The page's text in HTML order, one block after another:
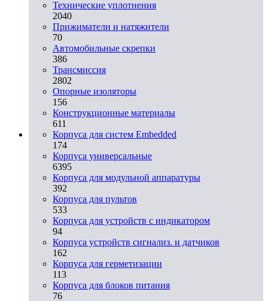
Технические уплотнения
2040
Прижиматели и натяжители
70
Автомобильные скрепки
386
Трансмиссия
2802
Опорные изоляторы
156
Конструкционные материалы
611
Корпуса для систем Embedded
174
Корпуса универсальные
6395
Корпуса для модульной аппаратуры
392
Корпуса для пультов
533
Корпуса для устройств с индикатором
94
Корпуса устройств сигнализ. и датчиков
162
Корпуса для герметизации
113
Корпуса для блоков питания
76